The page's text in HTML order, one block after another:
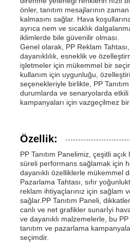
önler, tanıtım mesajlarının
kalmasını sağlar. Hava
ayrıca nem ve sıcaklık
iklimlerde bile güvenilir olması.
Genel olarak, PP Reklam
dayanıklılık, esneklik ve
işletmeler için mükemmel bir
kullanım için uygunluğu,
seçenekleriyle birlikte, PP
durumlarda ve senaryolarda etkili
kampanyaları için vazgeçilmez
Özellik:
PP Tanıtım Panelimiz, çeşitli
süreli performans sağlamak için
dayanıklı özelliklerle mükemmel
Pazarlama Tahtası, sıfır
reklam ihtiyaçlarınız için sağlam
sağlar.PP Tanıtım Paneli,
canlı ve net grafikler sunarİyi
ve dayanıklı malzemelerle, bu
tanıtım ve pazarlama
seçimdir.